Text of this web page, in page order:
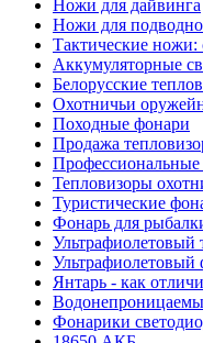
Ножи для дайвинга
Ножи для
Тактические
Аккумуляторные
Белорусские
Охотничьи
Походные фонари
Продажа
Тепловизоры
Туристические
Фонарь для
Ультрафиолетовый
Ультрафиолетовый
Янтарь - как
Фонарики